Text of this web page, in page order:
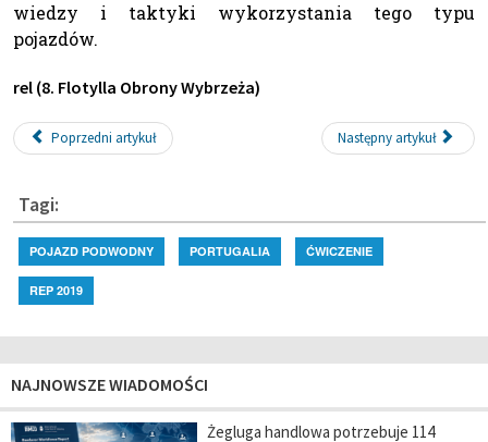
wiedzy i taktyki wykorzystania tego typu
pojazdów.
rel (8. Flotylla Obrony Wybrzeża)
Poprzedni artykuł Następny artykuł
Tagi:
POJAZD PODWODNY PORTUGALIA ĆWICZENIE
REP 2019
NAJNOWSZE WIADOMOŚCI
Żegluga handlowa potrzebuje 114